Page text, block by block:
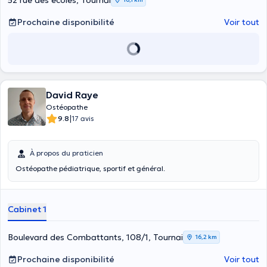
Prochaine disponibilité Voir tout
David Raye
Ostéopathe
9.8|17 avis
À propos du praticien
Ostéopathe pédiatrique, sportif et général.
Cabinet 1
Boulevard des Combattants, 108/1, Tournai 16,2 km
Prochaine disponibilité Voir tout